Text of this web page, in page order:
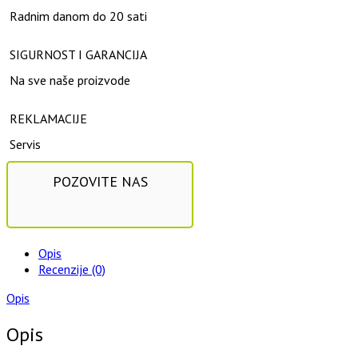
Radnim danom do 20 sati
SIGURNOST I GARANCIJA
Na sve naše proizvode
REKLAMACIJE
Servis
POZOVITE NAS
Opis
Recenzije (0)
Opis
Opis